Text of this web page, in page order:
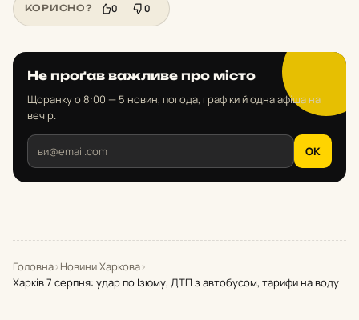
КОРИСНО? 0 0
Не проґав важливе про місто
Щоранку о 8:00 — 5 новин, погода, графіки й одна афіша на
вечір.
OK
Головна›Новини Харкова›
Харків 7 серпня: удар по Ізюму, ДТП з автобусом, тарифи на воду